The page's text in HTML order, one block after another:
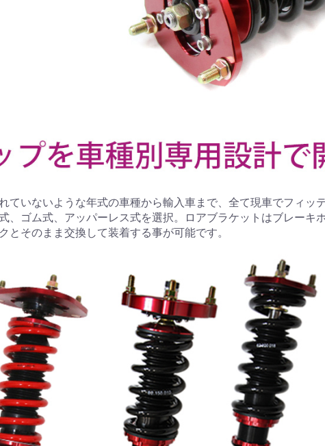
ていないような年式の車種から輸入車まで、全て現車でフィッ
、ゴム式、アッパーレス式を選択。ロアブラケットはブレーキ
そのまま交換して装着する事が可能です。